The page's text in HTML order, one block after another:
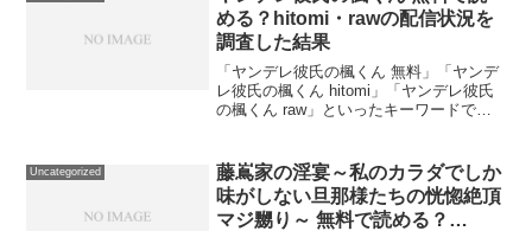
める？hitomi・rawの配信状況を
調査した結果
「ヤンデレ彼氏の楓くん 無料」「ヤンデ
レ彼氏の楓くん hitomi」「ヤンデレ彼氏
の楓くん raw」といったキーワードで検
結論：『ヤンデレ彼氏の楓くん』を無料
で読めるの...
Uncategorized
藤嶌家の淫宴～私のカラダでしか
味がしない旦那様たちの恍惚絶頂
マジ嬲り～ 無料で読める？